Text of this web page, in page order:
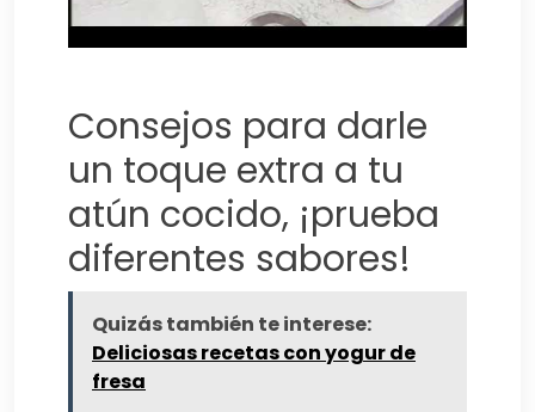
Consejos para darle
un toque extra a tu
atún cocido, ¡prueba
diferentes sabores!
Quizás también te interese:
Deliciosas recetas con yogur de
fresa